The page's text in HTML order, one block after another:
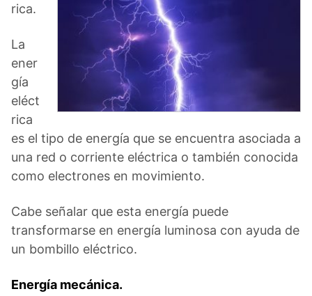
rica.
La
ener
gía
eléct
rica
es el tipo de energía que se encuentra asociada a
una red o corriente eléctrica o también conocida
como electrones en movimiento.
Cabe señalar que esta energía puede
transformarse en energía luminosa con ayuda de
un bombillo eléctrico.
Energía mecánica.